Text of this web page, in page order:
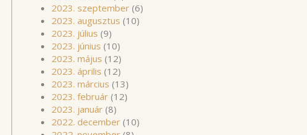
2023. szeptember (6)
2023. augusztus (10)
2023. július (9)
2023. június (10)
2023. május (12)
2023. április (12)
2023. március (13)
2023. február (12)
2023. január (8)
2022. december (10)